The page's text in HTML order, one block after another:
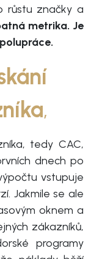
růstu značky a
metrika. Je
,
tedy CAC,
dnech po
vstupuje
Jakmile se ale
oknem a
zákazníků,
programy